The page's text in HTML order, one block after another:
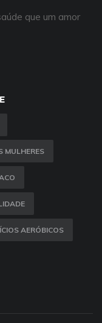
que um amor
MULHERES
AERÓBICOS